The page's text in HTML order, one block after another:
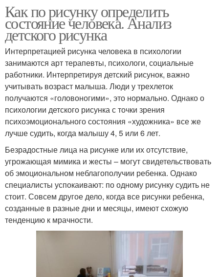
Как по рисунку определить
состояние человека. Анализ
детского рисунка
Интерпретацией рисунка человека в психологии
занимаются арт терапевты, психологи, социальные
работники. Интерпретируя детский рисунок, важно
учитывать возраст малыша. Люди у трехлеток
получаются «головоногими», это нормально. Однако о
психологии детского рисунка с точки зрения
психоэмоционального состояния «художника» все же
лучше судить, когда малышу 4, 5 или 6 лет.
Безрадостные лица на рисунке или их отсутствие,
угрожающая мимика и жесты – могут свидетельствовать
об эмоциональном неблагополучии ребенка. Однако
специалисты успокаивают: по одному рисунку судить не
стоит. Совсем другое дело, когда все рисунки ребенка,
созданные в разные дни и месяцы, имеют схожую
тенденцию к мрачности.